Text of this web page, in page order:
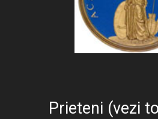
Prieteni (vezi